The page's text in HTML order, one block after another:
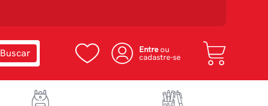
Entreou
cadastre-se